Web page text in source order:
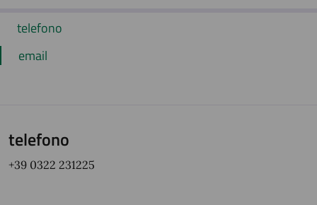
telefono
email
telefono
+39 0322 231225